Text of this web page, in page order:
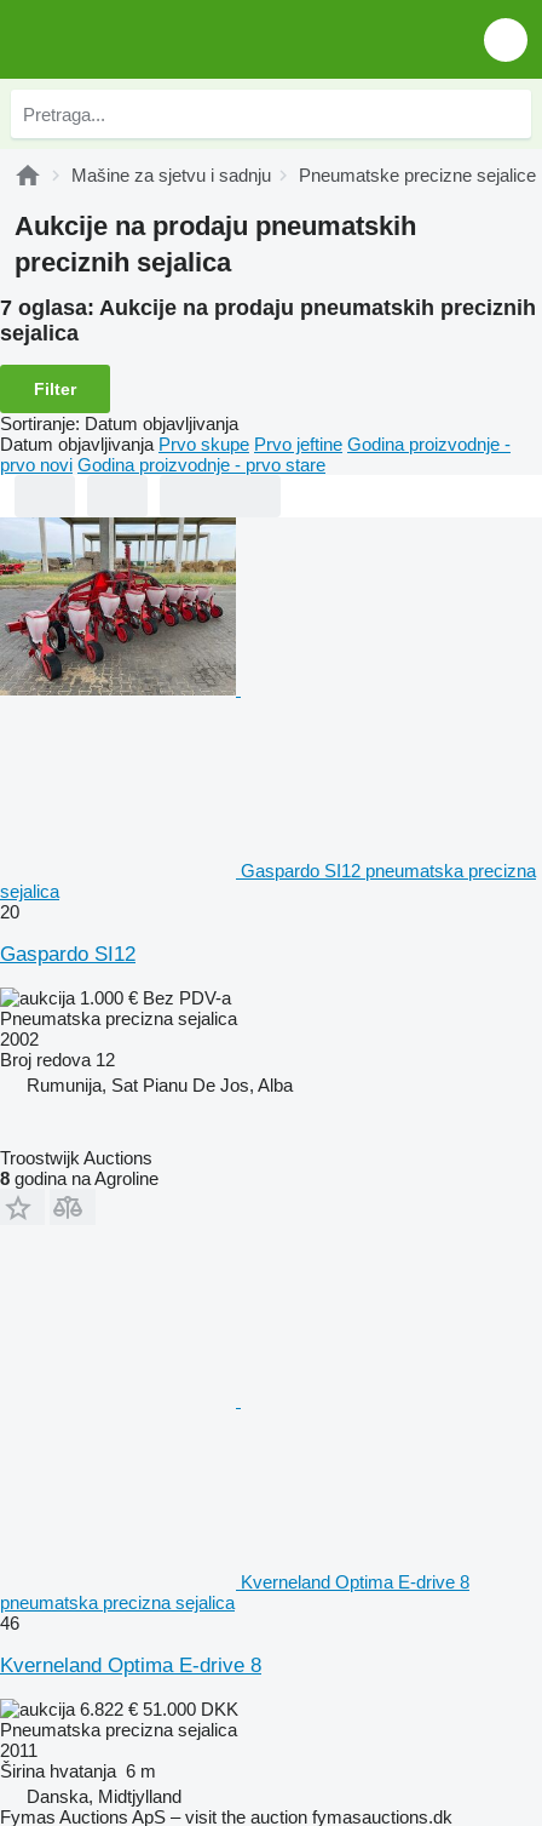
Mašine za sjetvu i sadnju Pneumatske precizne sejalice
Aukcije na prodaju pneumatskih
preciznih sejalica
7 oglasa: Aukcije na prodaju pneumatskih preciznih
sejalica
Filter
Sortiranje: Datum objavljivanja
Datum objavljivanja Prvo skupe Prvo jeftine Godina proizvodnje -
prvo novi Godina proizvodnje - prvo stare
Gaspardo SI12 pneumatska precizna
sejalica
20
Gaspardo SI12
1.000 € Bez PDV-a
Pneumatska precizna sejalica
2002
Broj redova 12
Rumunija, Sat Pianu De Jos, Alba
Troostwijk Auctions
8 godina na Agroline
Kverneland Optima E-drive 8
pneumatska precizna sejalica
46
Kverneland Optima E-drive 8
6.822 € 51.000 DKK
Pneumatska precizna sejalica
2011
Širina hvatanja 6 m
Danska, Midtjylland
Fymas Auctions ApS – visit the auction fymasauctions.dk